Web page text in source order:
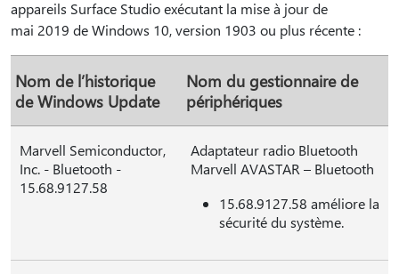
appareils Surface Studio exécutant la mise à jour de
mai 2019 de Windows 10, version 1903 ou plus récente :
Nom de l’historique
de Windows Update
Nom du gestionnaire de
périphériques
Marvell Semiconductor,
Inc. - Bluetooth -
15.68.9127.58
Adaptateur radio Bluetooth
Marvell AVASTAR – Bluetooth
15.68.9127.58 améliore la
sécurité du système.